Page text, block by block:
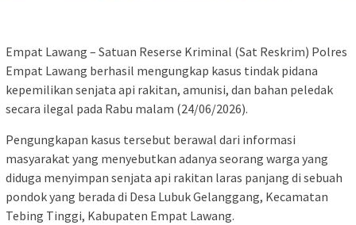
Empat Lawang – Satuan Reserse Kriminal (Sat Reskrim) Polres
Empat Lawang berhasil mengungkap kasus tindak pidana
kepemilikan senjata api rakitan, amunisi, dan bahan peledak
secara ilegal pada Rabu malam (24/06/2026).
Pengungkapan kasus tersebut berawal dari informasi
masyarakat yang menyebutkan adanya seorang warga yang
diduga menyimpan senjata api rakitan laras panjang di sebuah
pondok yang berada di Desa Lubuk Gelanggang, Kecamatan
Tebing Tinggi, Kabupaten Empat Lawang.